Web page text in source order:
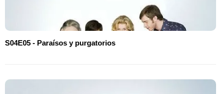
S04E05 - Paraísos y purgatorios